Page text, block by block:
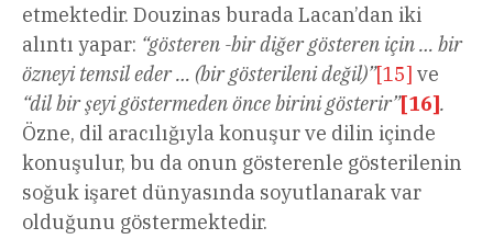
etmektedir. Douzinas burada Lacan’dan iki
alıntı yapar: “gösteren -bir diğer gösteren için … bir
özneyi temsil eder … (bir gösterileni değil)”[15] ve
“dil bir şeyi göstermeden önce birini gösterir”[16].
Özne, dil aracılığıyla konuşur ve dilin içinde
konuşulur, bu da onun gösterenle gösterilenin
soğuk işaret dünyasında soyutlanarak var
olduğunu göstermektedir.